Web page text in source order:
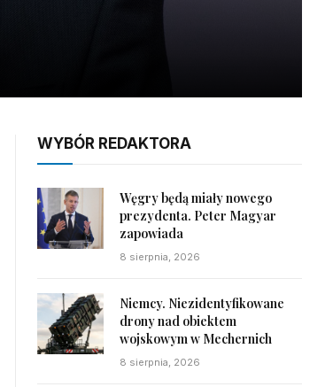
WYBÓR REDAKTORA
Węgry będą miały nowego
prezydenta. Peter Magyar
zapowiada
8 sierpnia, 2026
Niemcy. Niezidentyfikowane
drony nad obiektem
wojskowym w Mechernich
8 sierpnia, 2026